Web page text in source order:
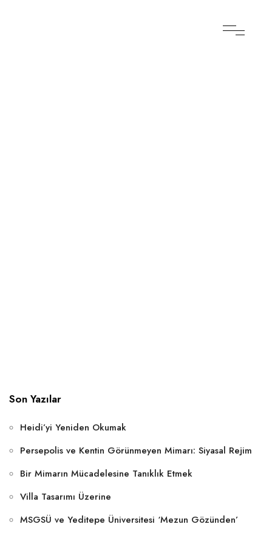
Son Yazılar
Heidi’yi Yeniden Okumak
Persepolis ve Kentin Görünmeyen Mimarı: Siyasal Rejim
Bir Mimarın Mücadelesine Tanıklık Etmek
Villa Tasarımı Üzerine
MSGSÜ ve Yeditepe Üniversitesi ‘Mezun Gözünden’